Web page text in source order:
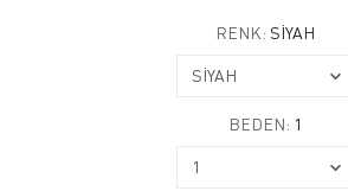
RENK: SİYAH
BEDEN: 1